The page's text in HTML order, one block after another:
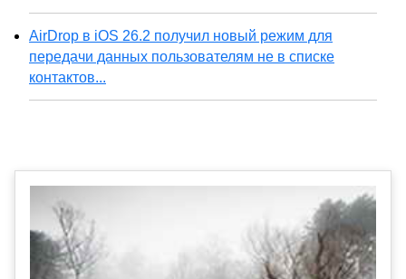
AirDrop в iOS 26.2 получил новый режим для
передачи данных пользователям не в списке
контактов...